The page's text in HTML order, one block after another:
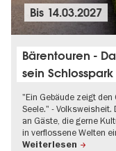
Bis 14.03.2027
Bärentouren -
sein Schlosspark
"Ein Gebäude zeigt
Seele." -
an Gäste, die gerne
in verflossene Welten
Weiterlesen